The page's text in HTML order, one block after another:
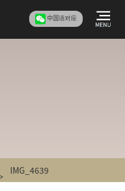
中国语对应
IMG_4639